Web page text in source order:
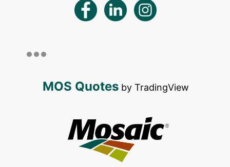
MOS Quotesby TradingView